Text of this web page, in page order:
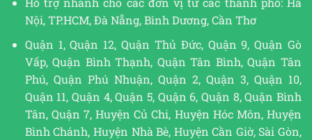
Nội, TP.HCM, Đà Nẵng, Bình Dương, Cần Thơ
Quận 1, Quận 12, Quận Thủ Đức, Quận 9, Quận Gò
Vấp, Quận Bình Thạnh, Quận Tân Bình, Quận Tân
Phú, Quận Phú Nhuận, Quận 2, Quận 3, Quận 10,
Quận 11, Quận 4, Quận 5, Quận 6, Quận 8, Quận Bình
Tân, Quận 7, Huyện Củ Chi, Huyện Hóc Môn, Huyện
Bình Chánh, Huyện Nhà Bè, Huyện Cần Giờ, Sài Gòn,